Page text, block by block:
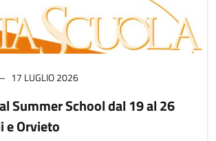
17 LUGLIO 2026
Summer School dal 19 al 26
e Orvieto